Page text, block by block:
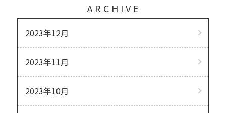
ARCHIVE
2023年12月
2023年11月
2023年10月